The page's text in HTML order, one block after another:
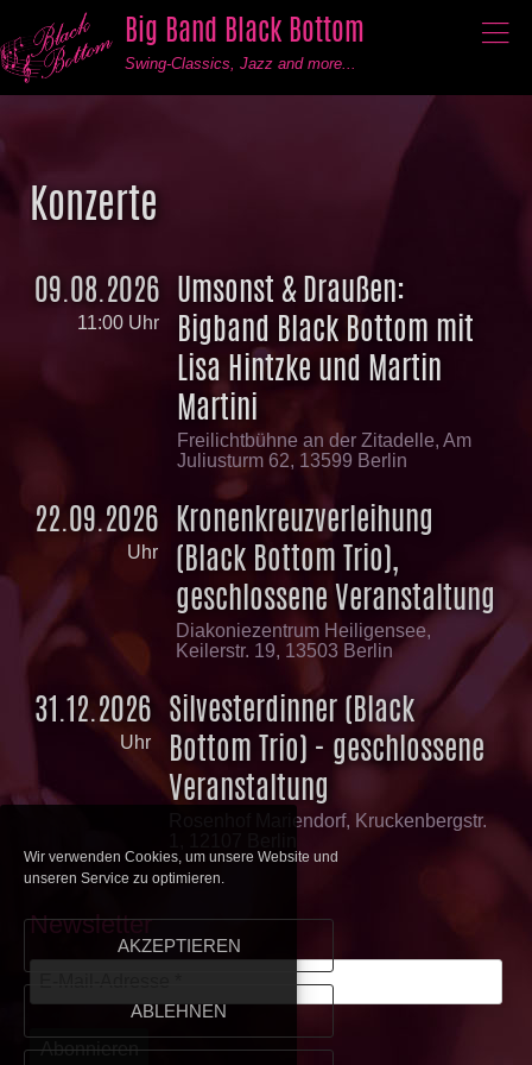
Wir verwenden Cookies, um unsere Website und
unseren Service zu optimieren.
AKZEPTIEREN
ABLEHNEN
Big Band Black Bottom
Swing-Classics, Jazz and more...
──
──
──
Konzerte
09.08.2026
11:00 Uhr
Umsonst & Draußen:
Bigband Black Bottom mit
Lisa Hintzke und Martin
Martini
Freilichtbühne an der Zitadelle, Am
Juliusturm 62, 13599 Berlin
22.09.2026
Uhr
Kronenkreuzverleihung
(Black Bottom Trio),
geschlossene Veranstaltung
Diakoniezentrum Heiligensee,
Keilerstr. 19, 13503 Berlin
31.12.2026
Uhr
Silvesterdinner (Black
Bottom Trio) - geschlossene
Veranstaltung
Rosenhof Mariendorf, Kruckenbergstr.
Newsletter